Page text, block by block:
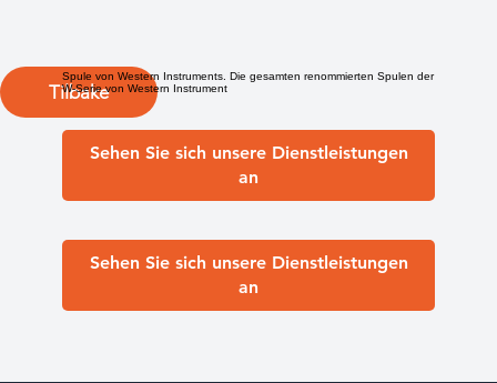
Tilbake
Spule von Western Instruments. Die gesamten renommierten Spulen der
W-Serie von Western Instrument
Sehen Sie sich unsere Dienstleistungen
an
Sehen Sie sich unsere Dienstleistungen
an